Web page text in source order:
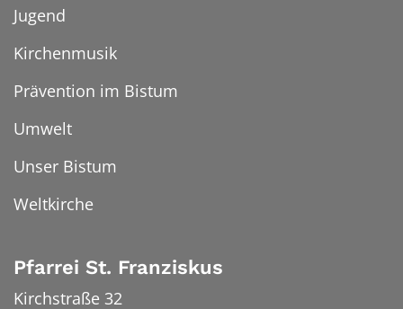
Jugend
Kirchenmusik
Prävention im Bistum
Umwelt
Unser Bistum
Weltkirche
Pfarrei St. Franziskus
Kirchstraße 32